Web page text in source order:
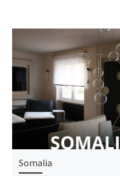
Somalia